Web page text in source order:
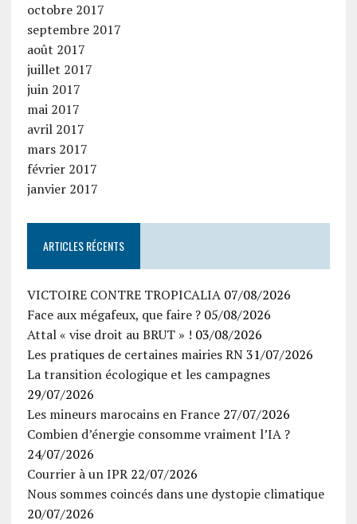
octobre 2017
septembre 2017
août 2017
juillet 2017
juin 2017
mai 2017
avril 2017
mars 2017
février 2017
janvier 2017
ARTICLES RÉCENTS
VICTOIRE CONTRE TROPICALIA 07/08/2026
Face aux mégafeux, que faire ? 05/08/2026
Attal « vise droit au BRUT » ! 03/08/2026
Les pratiques de certaines mairies RN 31/07/2026
La transition écologique et les campagnes
29/07/2026
Les mineurs marocains en France 27/07/2026
Combien d’énergie consomme vraiment l’IA ?
24/07/2026
Courrier à un IPR 22/07/2026
Nous sommes coincés dans une dystopie climatique
20/07/2026